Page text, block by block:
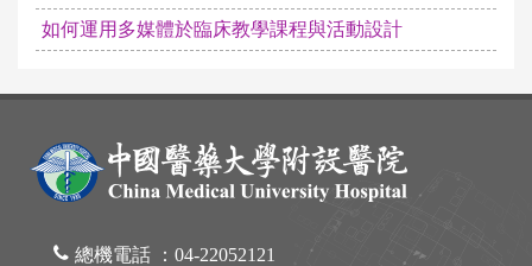
如何運用多媒體於臨床教學課程與活動設計
總機電話 ： 04-22052121